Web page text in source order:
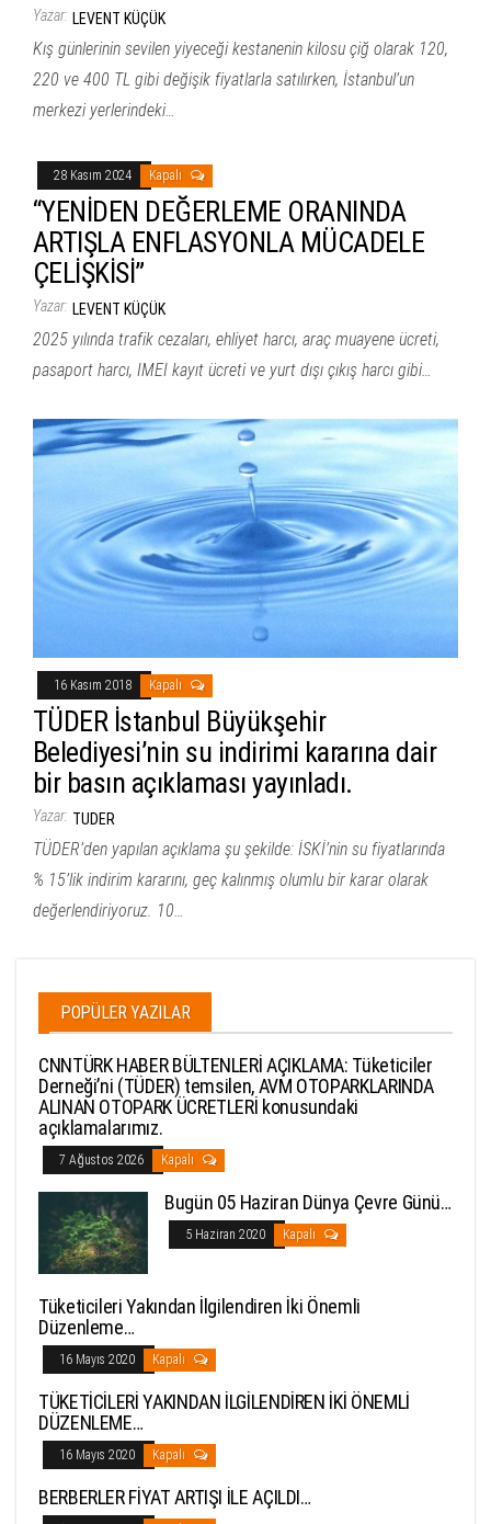
Yazar: LEVENT KÜÇÜK
Kış günlerinin sevilen yiyeceği kestanenin kilosu çiğ olarak 120,
220 ve 400 TL gibi değişik fiyatlarla satılırken, İstanbul’un
merkezi yerlerindeki…
28 Kasım 2024 Kapalı
“YENİDEN DEĞERLEME ORANINDA
ARTIŞLA ENFLASYONLA MÜCADELE
ÇELİŞKİSİ”
Yazar: LEVENT KÜÇÜK
2025 yılında trafik cezaları, ehliyet harcı, araç muayene ücreti,
pasaport harcı, IMEI kayıt ücreti ve yurt dışı çıkış harcı gibi…
16 Kasım 2018 Kapalı
TÜDER İstanbul Büyükşehir
Belediyesi’nin su indirimi kararına dair
bir basın açıklaması yayınladı.
Yazar: TUDER
TÜDER’den yapılan açıklama şu şekilde: İSKİ’nin su fiyatlarında
% 15’lik indirim kararını, geç kalınmış olumlu bir karar olarak
değerlendiriyoruz. 10…
POPÜLER YAZILAR
CNNTÜRK HABER BÜLTENLERİ AÇIKLAMA: Tüketiciler
Derneği’ni (TÜDER) temsilen, AVM OTOPARKLARINDA
ALINAN OTOPARK ÜCRETLERİ konusundaki
açıklamalarımız.
7 Ağustos 2026 Kapalı
Bugün 05 Haziran Dünya Çevre Günü…
5 Haziran 2020 Kapalı
Tüketicileri Yakından İlgilendiren İki Önemli
Düzenleme…
16 Mayıs 2020 Kapalı
TÜKETİCİLERİ YAKINDAN İLGİLENDİREN İKİ ÖNEMLİ
DÜZENLEME…
16 Mayıs 2020 Kapalı
BERBERLER FİYAT ARTIŞI İLE AÇILDI…